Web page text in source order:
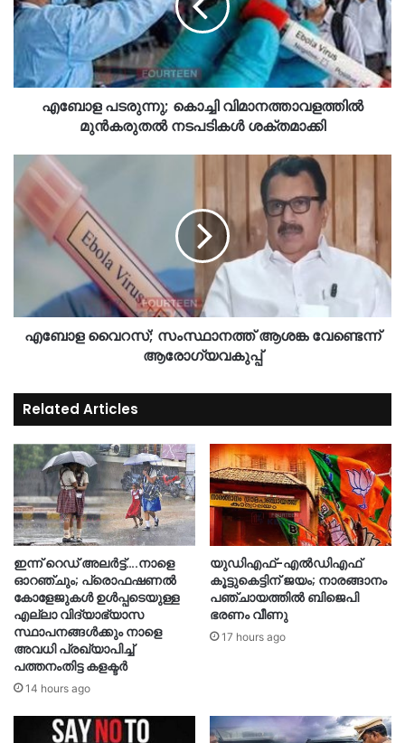
എബോള പടരുന്നു; കൊച്ചി വിമാനത്താവളത്തിൽ
മുൻകരുതൽ നടപടികൾ ശക്തമാക്കി
എബോള വൈറസ്; സംസ്ഥാനത്ത് ആശങ്ക വേണ്ടെന്ന്
ആരോഗ്യവകുപ്പ്
Related Articles
ഇന്ന് റെഡ് അലർട്ട്….നാളെ
ഓറഞ്ചും; പ്രൊഫഷണൽ
കോളേജുകൾ ഉൾപ്പടെയുള്ള
എല്ലാ വിദ്യാഭ്യാസ
സ്ഥാപനങ്ങൾക്കും നാളെ
അവധി പ്രഖ്യാപിച്ച്
പത്തനംതിട്ട കളക്ടർ
14 hours ago
യുഡിഎഫ്-എൽഡിഎഫ്
കൂട്ടുകെട്ടിന് ജയം; നാരങ്ങാനം
പഞ്ചായത്തില്‍ ബിജെപി
ഭരണം വീണു
17 hours ago